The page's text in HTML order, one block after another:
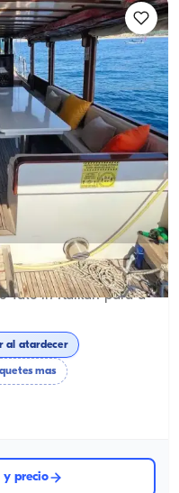
5.0(1 reseña)
Yate in Kalkan para a
al atardecer
mas
precio